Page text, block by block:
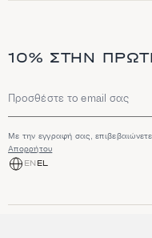
10% ΣΤΗΝ
Διεύθυνση email
Με την εγγραφή σας,
Απορρήτου
EN EL